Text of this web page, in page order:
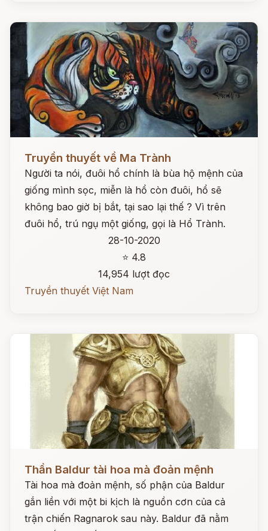
Đọc ngay
Truyền thuyết về Ma Trành
Người ta nói, đuôi hổ chính là bùa hộ mệnh của
giống mình sọc, miễn là hổ còn đuôi, hổ sẽ
không bao giờ bị bắt, tại sao lại thế ? Vì trên
đuôi hổ, trú ngụ một giống, gọi là Hổ Trành.
28-10-2020
⭐ 4.8
14,954 lượt đọc
Truyền thuyết Việt Nam
Đọc ngay
Thần Baldur tài hoa mà đoản mệnh
Tài hoa mà đoản mệnh, số phận của Baldur
gắn liền với một bi kịch là nguồn cơn của cả
trận chiến Ragnarok sau này. Baldur đã nằm